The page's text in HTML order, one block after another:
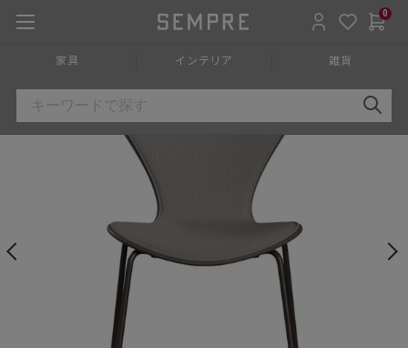
0
家具 インテリア 雑貨
HOME チェア椅子 » ダイニングチェア » アームレスチ